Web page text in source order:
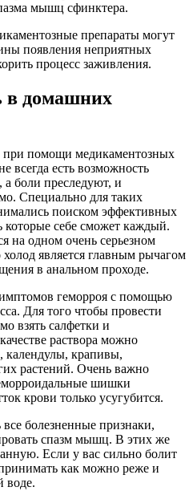
мышц сфинктера.
препараты могут
появления неприятных
процесс заживления.
в домашних
при помощи медикаментозных
всегда есть возможность
а боли преследуют, и
Специально для таких
поиском эффективных
которые себе сможет каждый.
на одном очень серьезном
является главным рычагом
в анальном проходе.
геморроя с помощью
Для того чтобы провести
взять салфетки и
раствора можно
календулы, крапивы,
растений. Очень важно
шишки
крови только усугубится.
болезненные признаки,
спазм мышц. В этих же
Если у вас сильно болит
как можно реже и
воде.